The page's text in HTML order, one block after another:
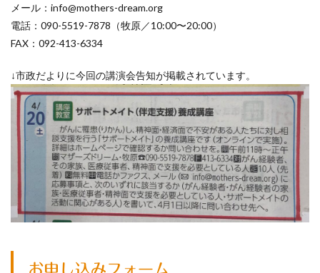
メール：info@mothers-dream.org
電話：090-5519-7878（牧原／10:00〜20:00）
FAX：092-413-6334
↓市政だよりに今回の講演会告知が掲載されています。
お申し込みフォーム